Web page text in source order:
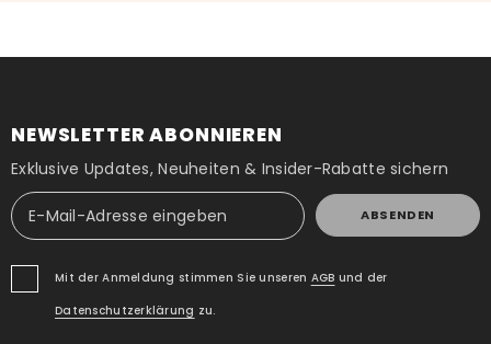
NEWSLETTER ABONNIEREN
Exklusive Updates, Neuheiten & Insider-Rabatte sichern
ABSENDEN
Mit der Anmeldung stimmen Sie unseren AGB und der
Datenschutzerklärung zu.